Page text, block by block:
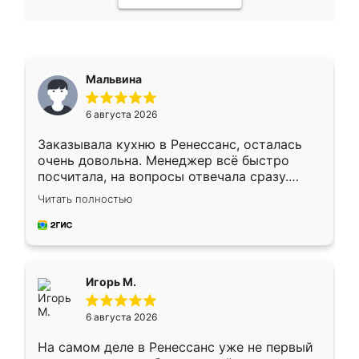
Мальвина
6 августа 2026
Заказывала кухню в Ренессанс, осталась
очень довольна. Менеджер всё быстро
посчитала, на вопросы отвечала сразу.
Замерщик приехал в субботу, подошёл к
делу со всей ответственностью. Собрали
за день, ребята работали аккуратно, даже
Читать полностью
Игорь М.
6 августа 2026
На самом деле в Ренессанс уже не первый